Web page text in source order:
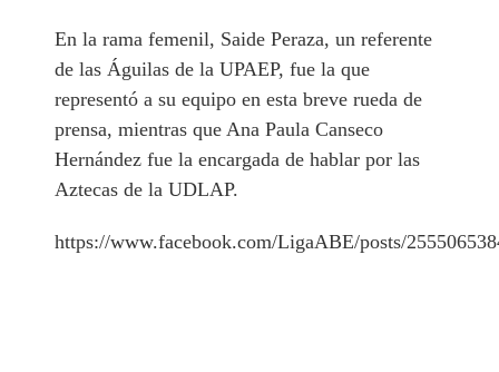
En la rama femenil, Saide Peraza, un referente
de las Águilas de la UPAEP, fue la que
representó a su equipo en esta breve rueda de
prensa, mientras que Ana Paula Canseco
Hernández fue la encargada de hablar por las
Aztecas de la UDLAP.
https://www.facebook.com/LigaABE/posts/